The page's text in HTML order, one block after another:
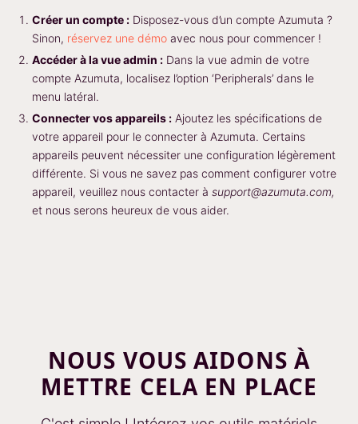
Créer un compte : Disposez-vous d’un compte Azumuta ?
Sinon, réservez une démo avec nous pour commencer !
Accéder à la vue admin : Dans la vue admin de votre
compte Azumuta, localisez l’option ‘Peripherals’ dans le
menu latéral.
Connecter vos appareils : Ajoutez les spécifications de
votre appareil pour le connecter à Azumuta. Certains
appareils peuvent nécessiter une configuration légèrement
différente. Si vous ne savez pas comment configurer votre
appareil, veuillez nous contacter à support@azumuta.com,
et nous serons heureux de vous aider.
NOUS VOUS AIDONS À
METTRE CELA EN PLACE